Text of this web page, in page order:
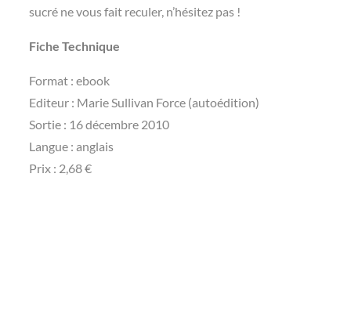
sucré ne vous fait reculer, n’hésitez pas !
Fiche Technique
Format : ebook
Editeur : Marie Sullivan Force (autoédition)
Sortie : 16 décembre 2010
Langue : anglais
Prix : 2,68 €